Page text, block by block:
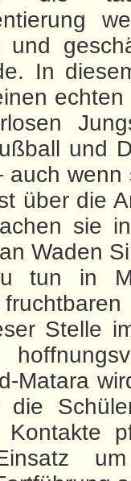
In
und
wenn
über die
sie
Waden
tun in
Stelle
Matara
um